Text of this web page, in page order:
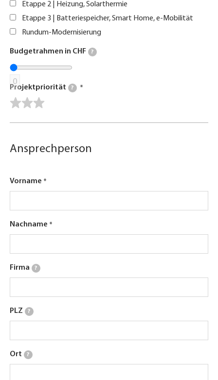
Etappe 2 | Heizung, Solarthermie
Etappe 3 | Batteriespeicher, Smart Home, e-Mobilität
Rundum-Modernisierung
Budgetrahmen in CHF ?
0
Projektpriorität ?
Ansprechperson
Vorname
Nachname
Firma ?
PLZ ?
Ort ?